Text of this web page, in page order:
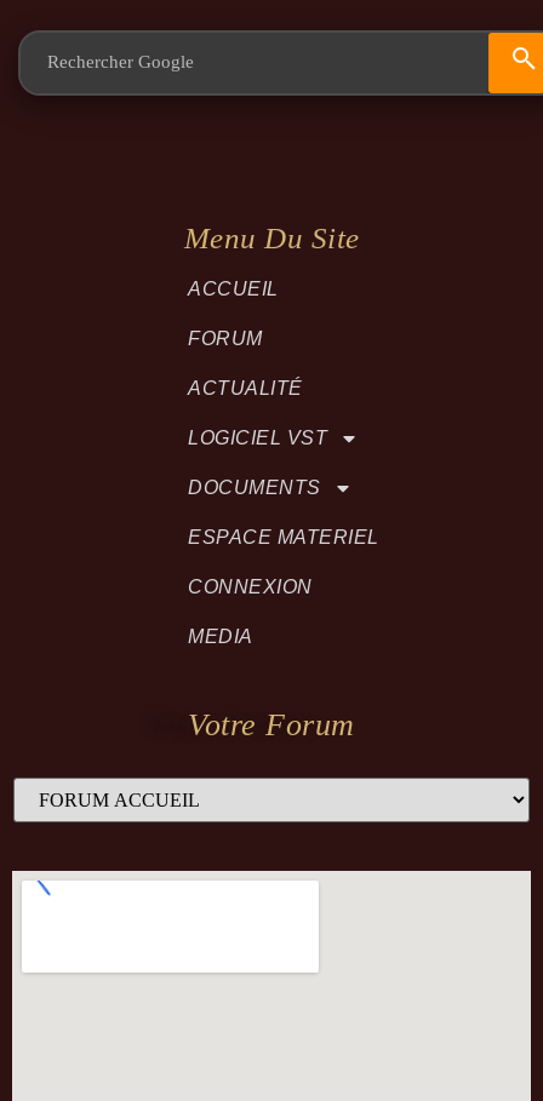
Menu Du Site
ACCUEIL
FORUM
ACTUALITÉ
LOGICIEL VST
DOCUMENTS
ESPACE MATERIEL
CONNEXION
MEDIA
Votre Forum